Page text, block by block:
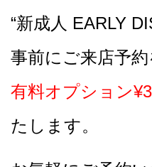
“新成人 EARLY
事前にご来店予約
有料オプション
たします。